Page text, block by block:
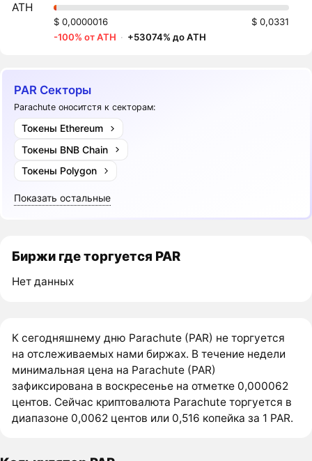
ATH
$ 0,0000016
$ 0,0331
-100% от ATH · +53074% до ATH
PAR Секторы
Parachute оноситстя к секторам:
Токены Ethereum
Токены BNB Chain
Токены Polygon
Показать остальные
Биржи где торгуется PAR
Нет данных
К сегодняшнему дню Parachute (PAR) не торгуется
на отслеживаемых нами биржах. В течение недели
минимальная цена на Parachute (PAR)
зафиксирована в воскресенье на отметке 0,000062
центов. Сейчас криптовалюта Parachute торгуется в
диапазоне 0,0062 центов или 0,516 копейка за 1 PAR.